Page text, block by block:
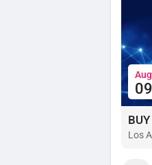
Aug
09
Los